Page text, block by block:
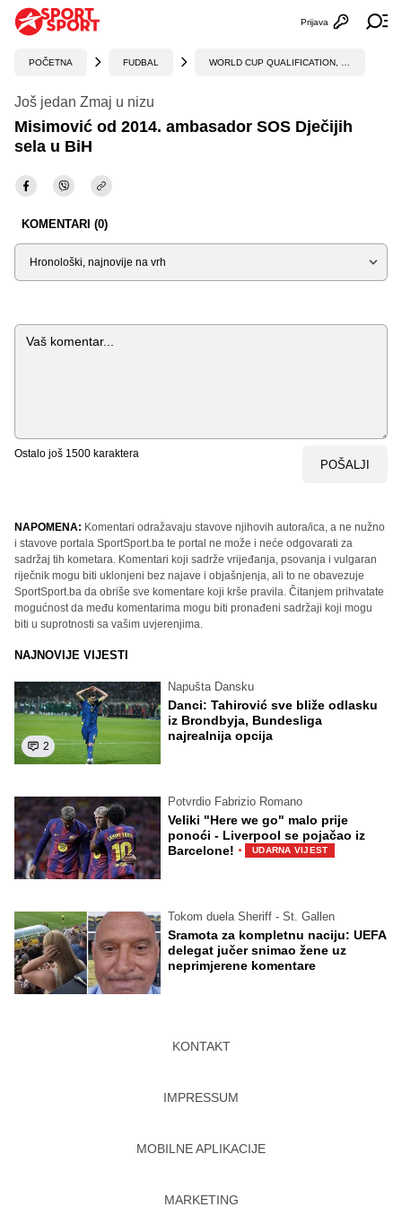
Otvori
Prijava
POČETNA FUDBAL
Još jedan Zmaj u nizu
Misimović od 2014. ambasador SOS Dječijih
sela u BiH
KOMENTARI (0)
Sortiraj
Komentar
Ostalo još 1500 karaktera
POŠALJI
NAPOMENA: Komentari odražavaju stavove njihovih autora/ica, a ne nužno
i stavove portala SportSport.ba te portal ne može i neće odgovarati za
sadržaj tih kometara. Komentari koji sadrže vrijeđanja, psovanja i vulgaran
riječnik mogu biti uklonjeni bez najave i objašnjenja, ali to ne obavezuje
SportSport.ba da obriše sve komentare koji krše pravila. Čitanjem prihvatate
mogućnost da među komentarima mogu biti pronađeni sadržaji koji mogu
biti u suprotnosti sa vašim uvjerenjima.
NAJNOVIJE VIJESTI
2
Napušta Dansku
Danci: Tahirović sve bliže odlasku
iz Brondbyja, Bundesliga
najrealnija opcija
Potvrdio Fabrizio Romano
Veliki "Here we go" malo prije
ponoći - Liverpool se pojačao iz
Barcelone! · UDARNA VIJEST
Tokom duela Sheriff - St. Gallen
Sramota za kompletnu naciju: UEFA
delegat jučer snimao žene uz
neprimjerene komentare
KONTAKT
IMPRESSUM
MOBILNE APLIKACIJE
MARKETING